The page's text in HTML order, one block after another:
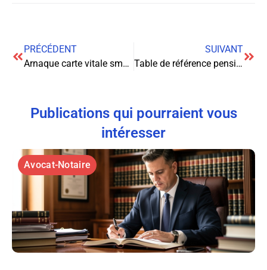
PRÉCÉDENT
Arnaque carte vitale sms : un guide pratique pour les victimes
SUIVANT
Table de référence pension alimentaire pour 2026 indispensable
Publications qui pourraient vous
intéresser
Avocat-Notaire